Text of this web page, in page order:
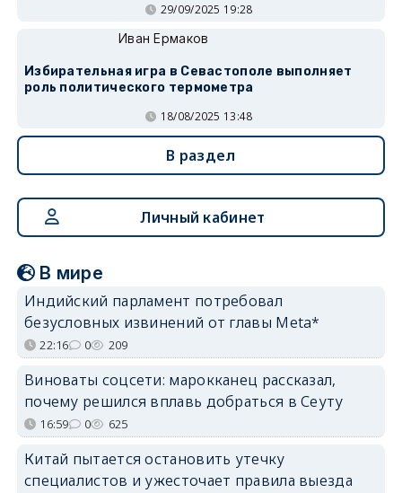
29/09/2025 19:28
Иван Ермаков
Избирательная игра в Севастополе выполняет
роль политического термометра
18/08/2025 13:48
В раздел
Личный кабинет
В мире
Индийский парламент потребовал
безусловных извинений от главы Meta*
22:16 0 209
Виноваты соцсети: марокканец рассказал,
почему решился вплавь добраться в Сеуту
16:59 0 625
Китай пытается остановить утечку
специалистов и ужесточает правила выезда